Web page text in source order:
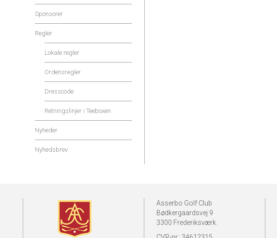
Sponsorer
Regler
Lokale regler
Ordensregler
Dresscode
Retningslinjer i Teeboxen
Nyheder
Nyhedsbrev
Asserbo Golf Club
Bødkergaardsvej 9
3300 Frederiksværk.